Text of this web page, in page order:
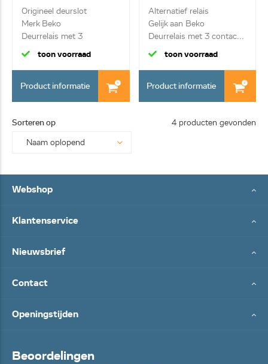
Origineel deurslot
Merk Beko
Deurrelais met 3
contacten Z...
toon voorraad
Product informatie
Alternatief relais
Gelijk aan Beko
Deurrelais met 3 contac...
toon voorraad
Product informatie
Sorteren op 4 producten gevonden
Webshop
Klantenservice
Nieuwsbrief
Contact
Openingstijden
Beoordelingen